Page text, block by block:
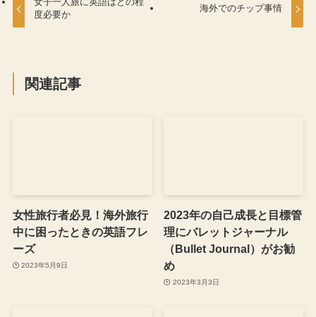
度必要か
海外でのチップ事情
関連記事
女性旅行者必見！海外旅行
中に困ったときの英語フレ
ーズ
2023年5月9日
2023年の自己成長と目標管
理にバレットジャーナル
（Bullet Journal）がお勧
め
2023年3月3日